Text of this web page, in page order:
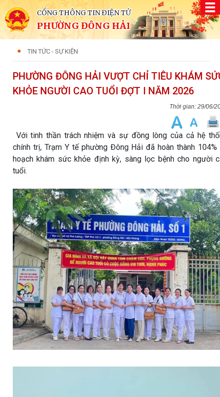
CỔNG THÔNG TIN ĐIỆN TỬ
PHƯỜNG ĐÔNG HẢI
TIN TỨC - SỰ KIỆN
PHƯỜNG ĐÔNG HẢI VƯỢT CHỈ TIÊU KHÁM
KHỎE NGƯỜI CAO TUỔI ĐỢT I NĂM 2026
29/06/
Với tinh thần trách nhiệm và sự đồng lòng của cả hệ
chính trị, Trạm Y tế phường Đông Hải đã hoàn thành 104%
hoạch khám sức khỏe định kỳ, sàng lọc bệnh cho người
tuổi.